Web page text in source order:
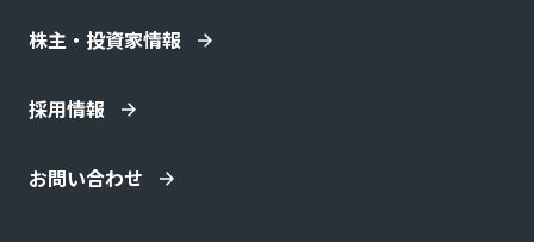
株主・投資家情報
採用情報
お問い合わせ